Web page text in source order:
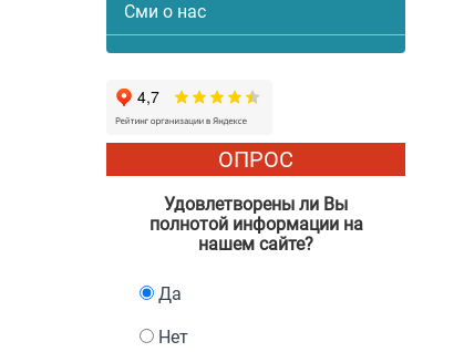
Сми о нас
ОПРОС
Удовлетворены ли Вы
полнотой информации на
нашем сайте?
Да
Нет